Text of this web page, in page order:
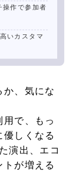
操作で参加者
いカスタマ
か、気にな
で、もっ
しくなる
演出、エコ
が増える